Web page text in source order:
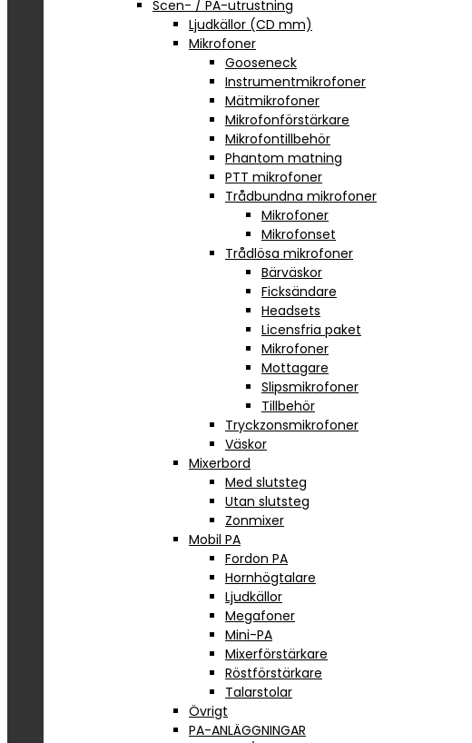
Scen- / PA-utrustning
Ljudkällor (CD mm)
Mikrofoner
Gooseneck
Instrumentmikrofoner
Mätmikrofoner
Mikrofonförstärkare
Mikrofontillbehör
Phantom matning
PTT mikrofoner
Trådbundna mikrofoner
Mikrofoner
Mikrofonset
Trådlösa mikrofoner
Bärväskor
Ficksändare
Headsets
Licensfria paket
Mikrofoner
Mottagare
Slipsmikrofoner
Tillbehör
Tryckzonsmikrofoner
Väskor
Mixerbord
Med slutsteg
Utan slutsteg
Zonmixer
Mobil PA
Fordon PA
Hornhögtalare
Ljudkällor
Megafoner
Mini-PA
Mixerförstärkare
Röstförstärkare
Talarstolar
Övrigt
PA-ANLÄGGNINGAR